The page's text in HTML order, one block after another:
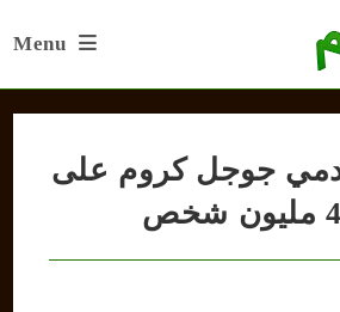
Menu
جوجل كروم على